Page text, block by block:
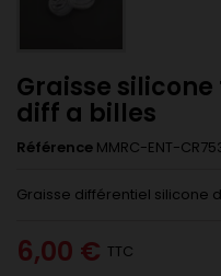
Graisse
diff a billes
Référence MMRC-ENT-
Graisse différentiel silicone
6,00 € TTC